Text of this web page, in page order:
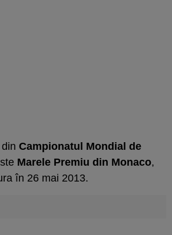
Campionatul Mondial de
Marele Premiu din Monaco,
în 26 mai 2013.